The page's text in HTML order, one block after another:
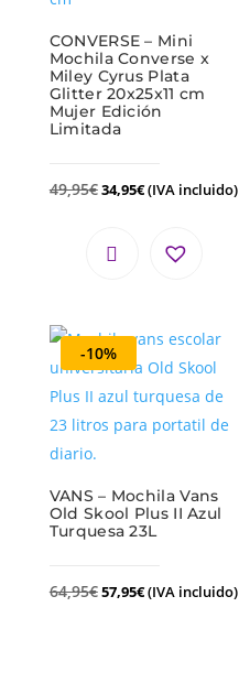
CONVERSE – Mini
Mochila Converse x
Miley Cyrus Plata
Glitter 20x25x11 cm
Mujer Edición
Limitada
49,95€34,95€(IVA incluido)
-10%
VANS – Mochila Vans
Old Skool Plus II Azul
Turquesa 23L
64,95€57,95€(IVA incluido)